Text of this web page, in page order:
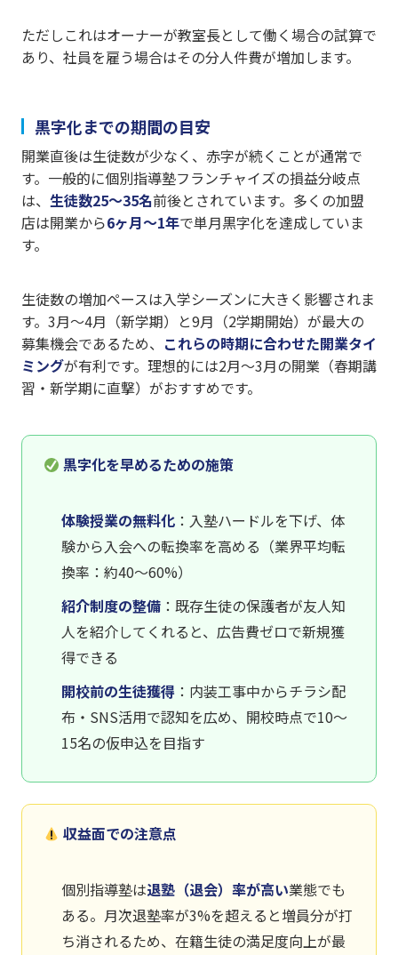
ただしこれはオーナーが教室長として働く場合の試算で
あり、社員を雇う場合はその分人件費が増加します。
黒字化までの期間の目安
開業直後は生徒数が少なく、赤字が続くことが通常で
す。一般的に個別指導塾フランチャイズの損益分岐点
は、 生徒数25〜35名前後とされています。多くの加盟
店は開業から6ヶ月〜1年で単月黒字化を達成していま
す。
生徒数の増加ペースは入学シーズンに大きく影響されま
す。3月〜4月（新学期）と9月（2学期開始）が最大の
募集機会であるため、 これらの時期に合わせた開業タイ
ミングが有利です。理想的には2月〜3月の開業（春期講
習・新学期に直撃）がおすすめです。
黒字化を早めるための施策
体験授業の無料化 ：入塾ハードルを下げ、体
験から入会への転換率を高める（業界平均転
換率：約40〜60%）
紹介制度の整備 ：既存生徒の保護者が友人知
人を紹介してくれると、広告費ゼロで新規獲
得できる
開校前の生徒獲得 ：内装工事中からチラシ配
布・SNS活用で認知を広め、開校時点で10〜
15名の仮申込を目指す
収益面での注意点
個別指導塾は退塾（退会）率が高い業態でも
ある。月次退塾率が3%を超えると増員分が打
ち消されるため、在籍生徒の満足度向上が最